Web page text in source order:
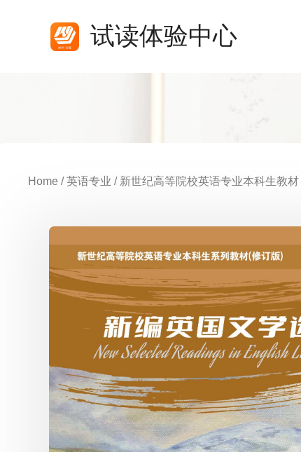
试读体验中心
Home /英语专业 / 新世纪高等院校英语专业本科生教材